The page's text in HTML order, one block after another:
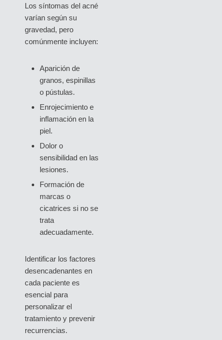
Los síntomas del acné
varían según su
gravedad, pero
comúnmente incluyen:
Aparición de
granos, espinillas
o pústulas.
Enrojecimiento e
inflamación en la
piel.
Dolor o
sensibilidad en las
lesiones.
Formación de
marcas o
cicatrices si no se
trata
adecuadamente.
Identificar los factores
desencadenantes en
cada paciente es
esencial para
personalizar el
tratamiento y prevenir
recurrencias.